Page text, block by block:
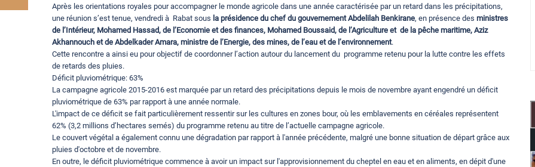
Après les orientations royales pour accompagner le monde agricole dans une année caractérisée par un retard dans les précipitations,
une réunion s’est tenue, vendredi à Rabat sous la présidence du chef du gouvernement Abdelilah Benkirane, en présence des ministres
de l’Intérieur, Mohamed Hassad, de l’Economie et des finances, Mohamed Boussaid, de l’Agriculture et de la pêche maritime, Aziz
Akhannouch et de Abdelkader Amara, ministre de l’Energie, des mines, de l’eau et de l’environnement.
Cette rencontre a ainsi eu pour objectif de coordonner l’action autour du lancement du programme retenu pour la lutte contre les effets
de retards des pluies.
Déficit pluviométrique: 63%
La campagne agricole 2015-2016 est marquée par un retard des précipitations depuis le mois de novembre ayant engendré un déficit
pluviométrique de 63% par rapport à une année normale.
L'impact de ce déficit se fait particulièrement ressentir sur les cultures en zones bour, où les emblavements en céréales représentent
62% (3,2 millions d’hectares semés) du programme retenu au titre de l’actuelle campagne agricole.
Le couvert végétal a également connu une dégradation par rapport à l'année précédente, malgré une bonne situation de départ grâce aux
pluies d'octobre et de novembre.
En outre, le déficit pluviométrique commence à avoir un impact sur l'approvisionnement du cheptel en eau et en aliments, en dépit d'une